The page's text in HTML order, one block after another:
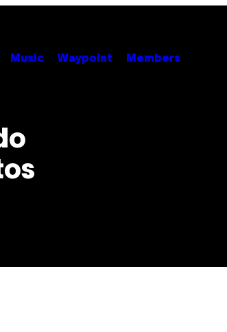
Music Waypoint Members